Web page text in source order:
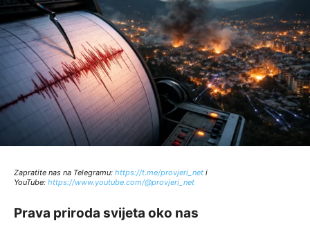
Zapratite nas na Telegramu: https://t.me/provjeri_net i
YouTube: https://www.youtube.com/@provjeri_net
Prava priroda svijeta oko nas